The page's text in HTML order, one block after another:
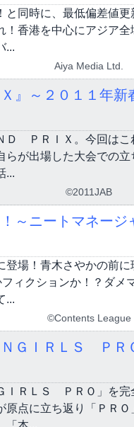
同時に、最低偏差値更
！香港を中心にアジア
...
Aiya Media Ltd.
～２０１１年新
ＰＲＩＸ。今回はこ
らが出場した大会での
...
©2011JAB
～ニートマネージ
場！青木さやかの前
ィクションか！？ダ
...
©Contents League
ＧＩＲＬＳ ＰＲ
ＩＲＬＳ ＰＲＯ」を完
点に立ち返り「ＰＲ